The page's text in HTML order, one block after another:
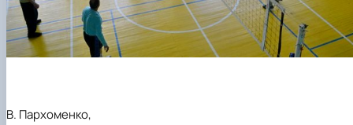
В. Пархоменко,